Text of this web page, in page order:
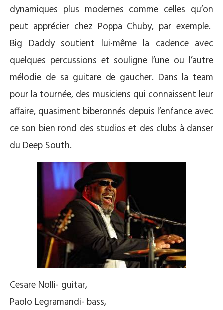
dynamiques plus modernes comme celles qu’on
peut apprécier chez Poppa Chuby, par exemple.
Big Daddy soutient lui-même la cadence avec
quelques percussions et souligne l’une ou l’autre
mélodie de sa guitare de gaucher. Dans la team
pour la tournée, des musiciens qui connaissent leur
affaire, quasiment biberonnés depuis l’enfance avec
ce son bien rond des studios et des clubs à danser
du Deep South.
Cesare Nolli- guitar,
Paolo Legramandi- bass,